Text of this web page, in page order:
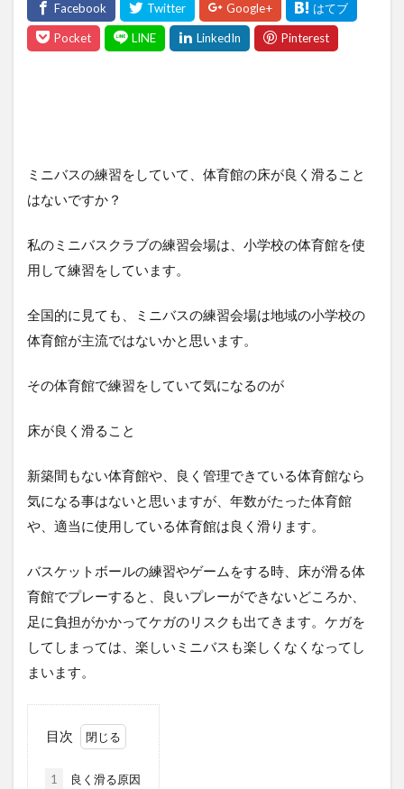
ミニバスの練習をしていて、体育館の床が良く滑ること
はないですか？
私のミニバスクラブの練習会場は、小学校の体育館を使
用して練習をしています。
全国的に見ても、ミニバスの練習会場は地域の小学校の
体育館が主流ではないかと思います。
その体育館で練習をしていて気になるのが
床が良く滑ること
新築間もない体育館や、良く管理できている体育館なら
気になる事はないと思いますが、年数がたった体育館
や、適当に使用している体育館は良く滑ります。
バスケットボールの練習やゲームをする時、床が滑る体
育館でプレーすると、良いプレーができないどころか、
足に負担がかかってケガのリスクも出てきます。ケガを
してしまっては、楽しいミニバスも楽しくなくなってし
まいます。
目次
1 良く滑る原因